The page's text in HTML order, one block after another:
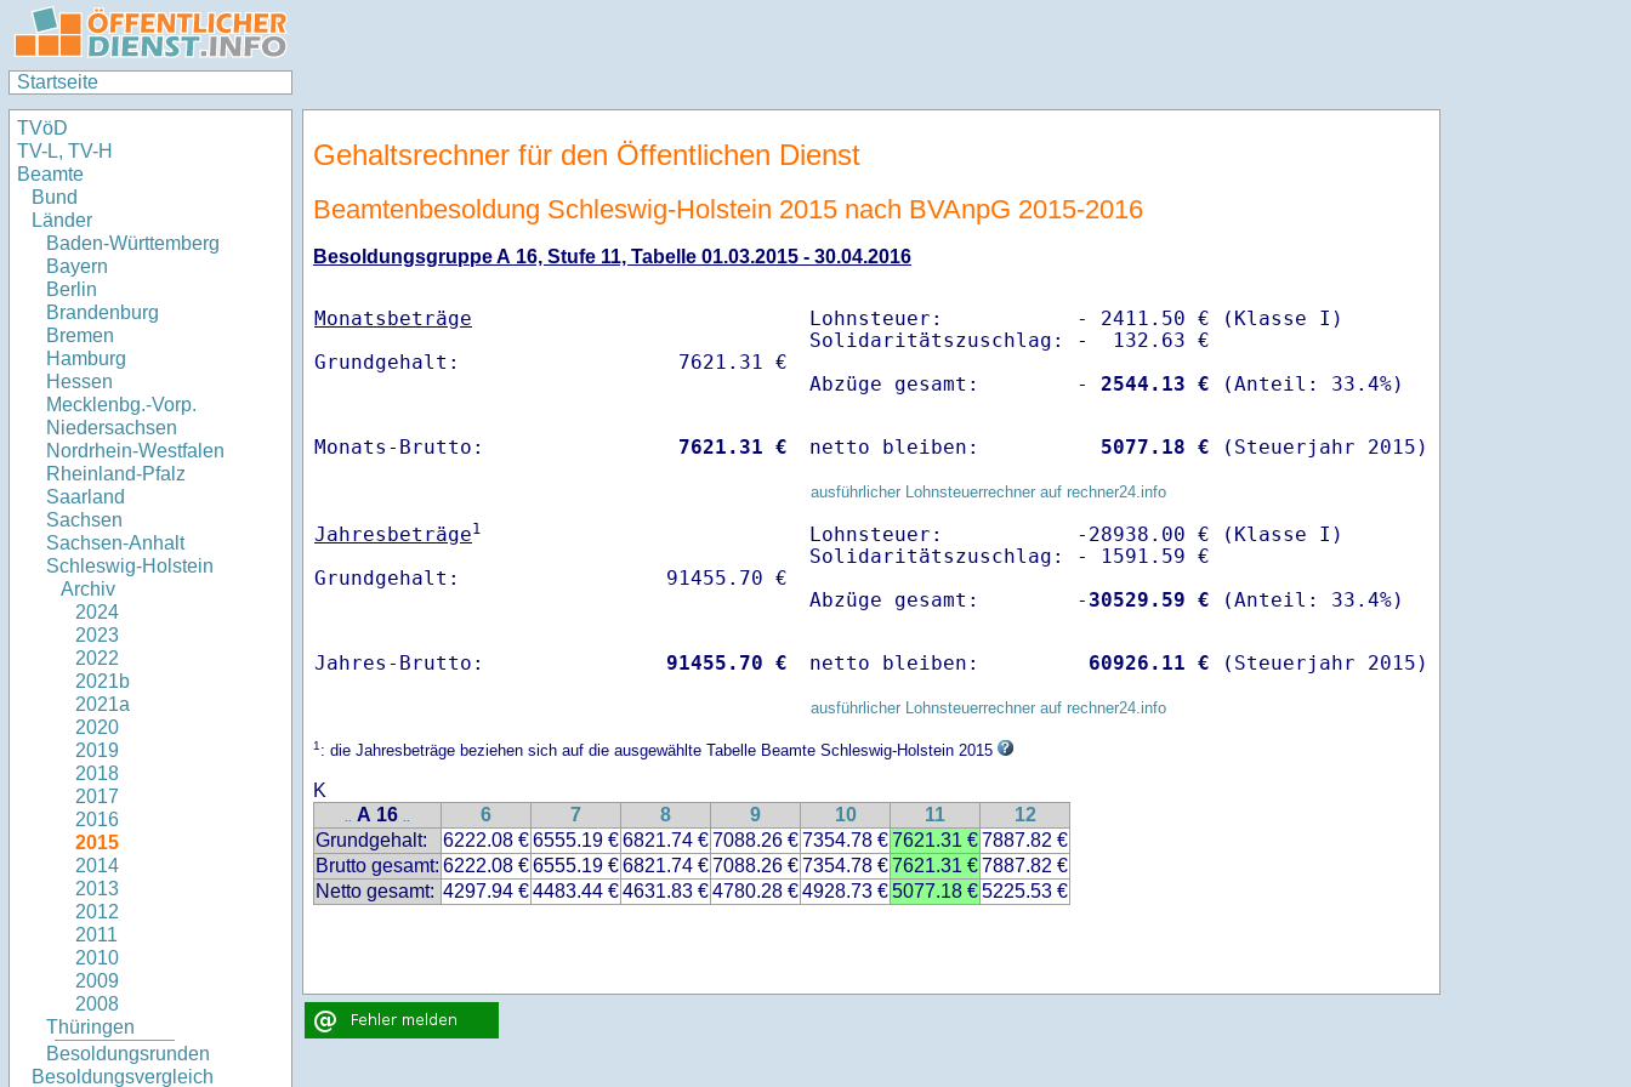
Startseite
TVöD
TV-L, TV-H
Beamte
Bund
Länder
Baden-Württemberg
Bayern
Berlin
Brandenburg
Bremen
Hamburg
Hessen
Mecklenbg.-Vorp.
Niedersachsen
Nordrhein-Westfalen
Rheinland-Pfalz
Saarland
Sachsen
Sachsen-Anhalt
Schleswig-Holstein
Archiv
2024
2023
2022
2021b
2021a
2020
2019
2018
2017
2016
2015
2014
2013
2012
2011
2010
2009
2008
Thüringen
Besoldungsrunden
Besoldungsvergleich
Gehaltsrechner für den Öffentlichen Dienst
Beamtenbesoldung Schleswig-Holstein 2015 nach BVAnpG 2015-2016
Besoldungsgruppe A 16, Stufe 11, Tabelle 01.03.2015 - 30.04.2016
Monatsbeträge
Lohnsteuer:           - 2411.50 € (Klasse I)
Solidaritätszuschlag: -  132.63 €
Abzüge gesamt:        -
2544.13 €
Monats-Brutto: 7621.31 € netto bleiben: 5077.18 € (Steuerjahr 2015)
ausführlicher Lohnsteuerrechner auf rechner24.info
Jahresbeträge1
Lohnsteuer:           -28938.00 € (Klasse I)
Solidaritätszuschlag: - 1591.59 €
Abzüge gesamt:        - 30529.59 €
Jahres-Brutto: 91455.70 € netto bleiben: 60926.11 € (Steuerjahr 2015)
ausführlicher Lohnsteuerrechner auf rechner24.info
1: die Jahresbeträge beziehen sich auf die ausgewählte Tabelle Beamte Schleswig-Holstein 2015
K
.. A 16 .. 6 7 8 9 10 11
12
Grundgehalt:
6222.08 €6555.19 €6821.74 €7088.26 €7354.78 €7621.31 €7887.82 €
Brutto gesamt: 6222.08 €6555.19 €6821.74 €7088.26 €7354.78 €7621.31 €7887.82 €
Netto gesamt: 4297.94 €4483.44 €4631.83 €4780.28 €4928.73 €5077.18 €5225.53 €